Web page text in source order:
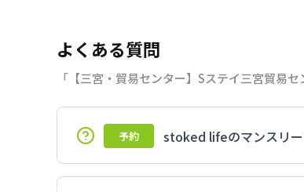
よくある質問
「【三宮・貿易センター】Sステイ三宮貿易
予約
stoked lifeのマンスリー
7日以上からのご契約期間ですが1